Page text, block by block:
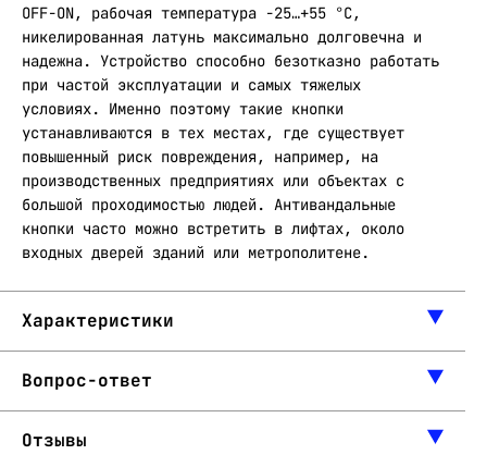
OFF-ON, рабочая температура -25…+55 °C,
никелированная латунь максимально долговечна и
надежна. Устройство способно безотказно работать
при частой эксплуатации и самых тяжелых
условиях. Именно поэтому такие кнопки
устанавливаются в тех местах, где существует
повышенный риск повреждения, например, на
производственных предприятиях или объектах с
большой проходимостью людей. Антивандальные
кнопки часто можно встретить в лифтах, около
входных дверей зданий или метрополитене.
Характеристики
Вопрос-ответ
Отзывы